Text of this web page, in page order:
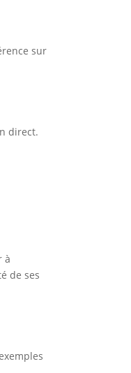
sur
direct.
à
de ses